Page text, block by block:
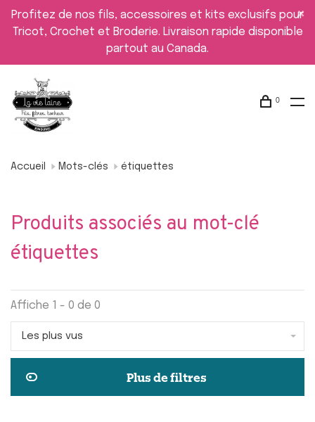
Profitez de nos fils, accessoires et kits exclusifs pour
Tricot, Crochet et Broderie. Livraison rapide disponible
partout au Canada.
0
Accueil Mots-clés étiquettes
Produits associés au mot-clé
étiquettes
Affiche 1 - 0 de 0
Les plus vus
Plus de filtres